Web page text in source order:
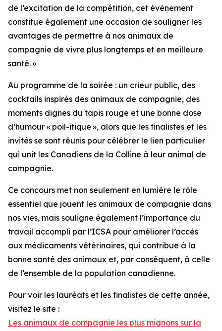
de l’excitation de la compétition, cet événement
constitue également une occasion de souligner les
avantages de permettre à nos animaux de
compagnie de vivre plus longtemps et en meilleure
santé. »
Au programme de la soirée : un crieur public, des
cocktails inspirés des animaux de compagnie, des
moments dignes du tapis rouge et une bonne dose
d’humour « poil-itique », alors que les finalistes et les
invités se sont réunis pour célébrer le lien particulier
qui unit les Canadiens de la Colline à leur animal de
compagnie.
Ce concours met non seulement en lumière le rôle
essentiel que jouent les animaux de compagnie dans
nos vies, mais souligne également l’importance du
travail accompli par l’ICSA pour améliorer l’accès
aux médicaments vétérinaires, qui contribue à la
bonne santé des animaux et, par conséquent, à celle
de l’ensemble de la population canadienne.
Pour voir les lauréats et les finalistes de cette année,
visitez le site :
Les animaux de compagnie les plus mignons sur la